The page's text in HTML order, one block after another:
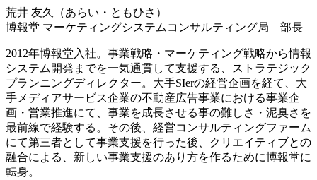
荒井 友久（あらい・ともひさ）
博報堂 マーケティングシステムコンサルティング局 部長
2012年博報堂入社。事業戦略・マーケティング戦略から情報
システム開発までを一気通貫して支援する、ストラテジック
プランニングディレクター。大手SIerの経営企画を経て、大
手メディアサービス企業の不動産広告事業における事業企
画・営業推進にて、事業を成長させる事の難しさ・泥臭さを
最前線で経験する。その後、経営コンサルティングファーム
にて第三者として事業支援を行った後、クリエイティブとの
融合による、新しい事業支援のあり方を作るために博報堂に
転身。